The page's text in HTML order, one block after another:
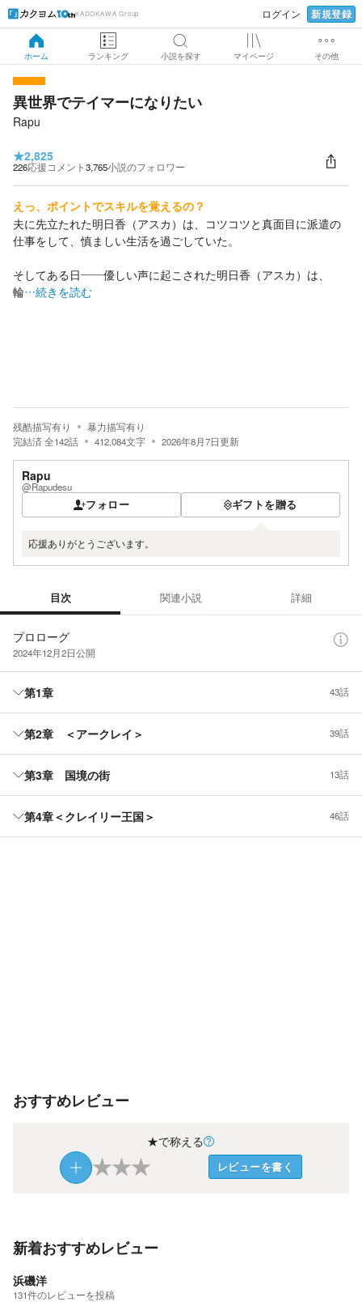
KADOKAWA Group ログイン 新規登録
ホーム ランキング 小説を探す マイページ その他
異世界でテイマーになりたい
Rapu
★2,825
226応援コメント3,765小説のフォロワー
えっ、ポイントでスキルを覚えるの？
夫に先立たれた明日香（アスカ）は、コツコツと真面目に派遣の
仕事をして、慎ましい生活を過ごしていた。
そしてある日――優しい声に起こされた明日香（アスカ）は、
輪…続きを読む
残酷描写有り
暴力描写有り
完結済全142話 412,084文字 2026年8月7日更新
Rapu
@Rapudesu
フォロー ギフトを贈る
応援ありがとうございます。
目次 関連小説 詳細
プロローグ
2024年12月2日公開
第1章 43話
第2章 ＜アークレイ＞ 39話
第3章 国境の街 13話
第4章＜クレイリー王国＞ 46話
おすすめレビュー
★で称える
★★★ レビューを書く
新着おすすめレビュー
浜磯洋
131件のレビューを投稿